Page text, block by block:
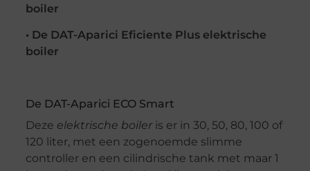
boiler
• De DAT-Aparici Eficiente Plus elektrische
boiler
De DAT-Aparici ECO Smart
Deze elektrische boiler is er in 30, 50, 80, 100 of
120 liter, met een zogenoemde slimme
controller en een cilindrische tank met maar 1